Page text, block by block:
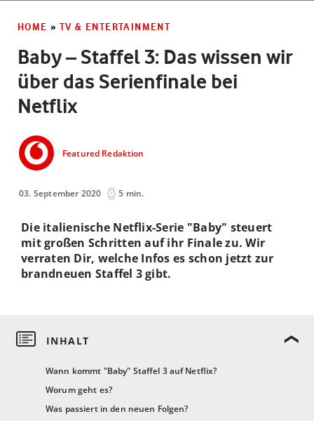
HOME » TV & ENTERTAINMENT
Baby – Staffel 3: Das wissen wir
über das Serienfinale bei
Netflix
Featured Redaktion
03. September 2020 5 min.
Wann kommt "Baby" Staffel 3 auf Netflix?
Worum geht es?
Was passiert in den neuen Folgen?
Die italienische Netflix-Serie "Baby" steuert
mit großen Schritten auf ihr Finale zu. Wir
verraten Dir, welche Infos es schon jetzt zur
brandneuen Staffel 3 gibt.